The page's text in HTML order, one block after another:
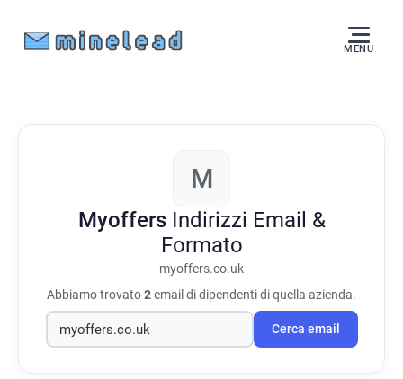
MENU
M
Myoffers Indirizzi Email &
Formato
myoffers.co.uk
Abbiamo trovato2email di dipendenti di quella azienda.
Cerca email